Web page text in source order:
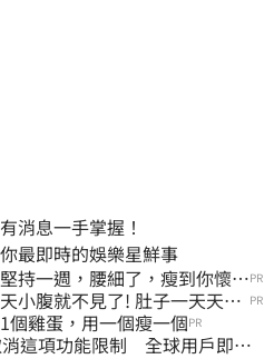
消息一手掌握！
最即時的娛樂星鮮事
持一週，腰細了，瘦到你懷疑PR
小腹就不見了! 肚子一天天變 PR
個雞蛋，用一個瘦一個PR
這項功能限制 全球用戶即刻